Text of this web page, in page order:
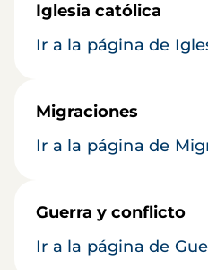
Iglesia católica
Ir a la página de
Migraciones
Ir a la página de
Guerra y conflicto
Ir a la página de